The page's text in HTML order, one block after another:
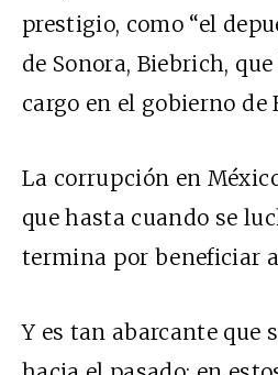
prestigio, como “el
de Sonora, Biebrich,
cargo en el gobierno de
La corrupción en
que hasta cuando se
termina por beneficiar
Y es tan abarcante que